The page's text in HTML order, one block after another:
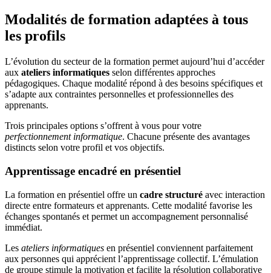
Modalités de formation adaptées à tous
les profils
L’évolution du secteur de la formation permet aujourd’hui d’accéder
aux ateliers informatiques selon différentes approches
pédagogiques. Chaque modalité répond à des besoins spécifiques et
s’adapte aux contraintes personnelles et professionnelles des
apprenants.
Trois principales options s’offrent à vous pour votre
perfectionnement informatique. Chacune présente des avantages
distincts selon votre profil et vos objectifs.
Apprentissage encadré en présentiel
La formation en présentiel offre un cadre structuré avec interaction
directe entre formateurs et apprenants. Cette modalité favorise les
échanges spontanés et permet un accompagnement personnalisé
immédiat.
Les ateliers informatiques en présentiel conviennent parfaitement
aux personnes qui apprécient l’apprentissage collectif. L’émulation
de groupe stimule la motivation et facilite la résolution collaborative